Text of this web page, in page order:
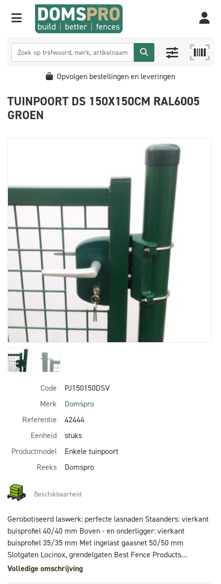
Opvolgen bestellingen en leveringen
TUINPOORT DS 150X150CM RAL6005
GROEN
Code
PJ150150DSV
Merk
Domspro
Referentie
42444
Eenheid
stuks
Productmodel
Enkele tuinpoort
Reeks
Domspro
Beschikbaarheid
Gerobotiseerd laswerk: perfecte lasnaden Staanders: vierkant
buisprofiel 40/40 mm Boven - en onderligger: vierkant
buisprofiel 35/35 mm Met ingelast gaasnet 50/50 mm
Slotgaten Locinox, grendelgaten Best Fence Products
Tuinpoortslot Locinox + vanger + aluminium kruk + 3 sleutels
Volledige omschrijving